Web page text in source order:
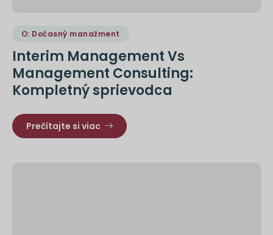
O: Dočasný manažment
Interim Management Vs
Management Consulting:
Kompletný sprievodca
Prečítajte si viac